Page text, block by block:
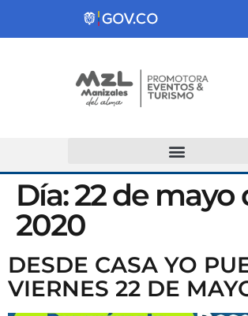
Día:22 de mayo
2020
DESDE CASA YO
VIERNES 22 DE